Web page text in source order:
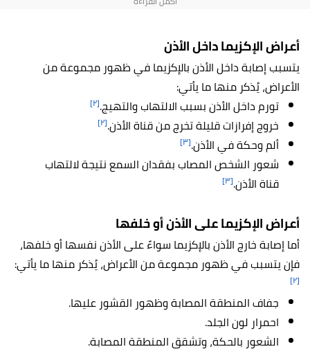
أعراض الإكزيما داخل الأذن
يتسبب إصابة داخل الأذن بالإكزيما في ظهور مجموعة من
الأعراض، يُذكر منها ما يأتي:
تورم داخل الأذن بسبب الالتهاب والتهيج.[٢]
خروج إفرازات قليلة تخرج من قناة الأذن.[٢]
ألم وحكة في الأذن.[٣]
شعور الشخص المصاب بفقدان السمع نتيجة لالتهاب
قناة الأذن.[٣]
أعراض الإكزيما على الأذن أو خلفها
أما إصابة خارج الأذن بالإكزيما سواءً على الأذن نفسها أو خلفها،
فإن يتسبب في ظهور مجموعة من الأعراض، يُذكر منها ما يأتي:
[٢]
جفاف المنطقة المصابة وظهور القشور عليها.
احمرار لون الجلد.
الشعور بالحكة، وتشقق المنطقة المصابة.